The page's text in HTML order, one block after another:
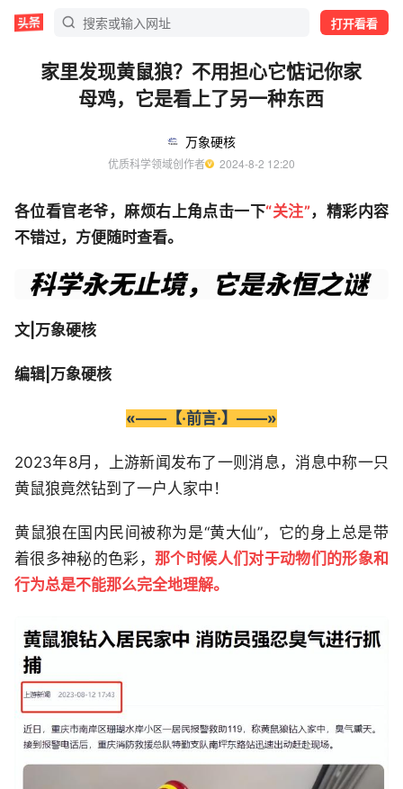
打开看看
家里发现黄鼠狼？不用担心它惦记你家
母鸡，它是看上了另一种东西
万象硬核
优质科学领域创作者
  2024-8-2 12:20
各位看官老爷，麻烦右上角点击一下“关注”，精彩内容
不错过，方便随时查看。
文|万象硬核
编辑|万象硬核
«——【·前言·】——»
2023年8月，上游新闻发布了一则消息，消息中称一只
黄鼠狼竟然钻到了一户人家中！
黄鼠狼在国内民间被称为是“黄大仙”，它的身上总是带
着很多神秘的色彩， 那个时候人们对于动物们的形象和
行为总是不能那么完全地理解。